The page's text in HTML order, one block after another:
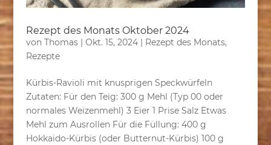
Rezept des Monats Oktober 2024
von Thomas| Okt. 15, 2024| Rezept des Monats,
Rezepte
Kürbis-Ravioli mit knusprigen Speckwürfeln
Zutaten: Für den Teig: 300 g Mehl (Typ 00 oder
normales Weizenmehl) 3 Eier 1 Prise Salz Etwas
Mehl zum Ausrollen Für die Füllung: 400 g
Hokkaido-Kürbis (oder Butternut-Kürbis) 100 g